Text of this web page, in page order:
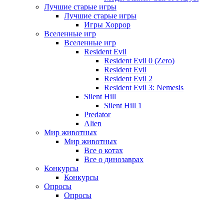
Лучшие старые игры
Лучшие старые игры
Игры Хоррор
Вселенные игр
Вселенные игр
Resident Evil
Resident Evil 0 (Zero)
Resident Evil
Resident Evil 2
Resident Evil 3: Nemesis
Silent Hill
Silent Hill 1
Predator
Alien
Мир животных
Мир животных
Все о котах
Все о динозаврах
Конкурсы
Конкурсы
Опросы
Опросы